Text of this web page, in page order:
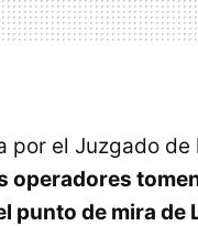
por el Juzgado
operadores
punto de mira de